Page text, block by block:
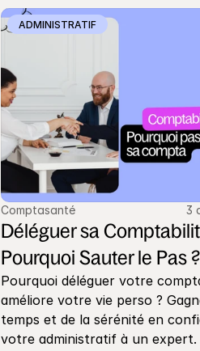
ADMINISTRATIF
Comptasanté 3
Déléguer sa
Pourquoi Sauter le Pas ?
Pourquoi déléguer votre
améliore votre vie perso ?
temps et de la sérénité en
votre administratif à un expert.